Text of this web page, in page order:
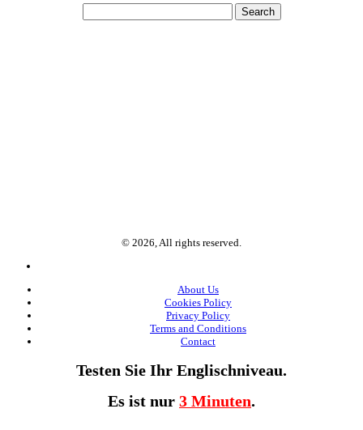
for:
© 2026, All rights reserved.
About Us
Cookies Policy
Privacy Policy
Terms and Conditions
Contact
Testen Sie Ihr Englischniveau.
Es ist nur 3 Minuten.